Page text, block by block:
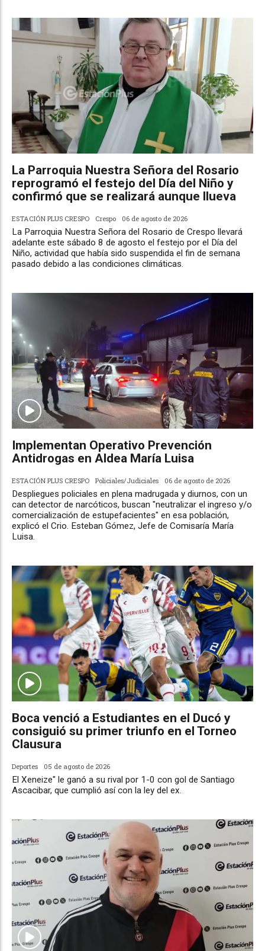
La Parroquia Nuestra Señora del Rosario
reprogramó el festejo del Día del Niño y
confirmó que se realizará aunque llueva
ESTACIÓN PLUS CRESPO Crespo 06 de agosto de 2026
La Parroquia Nuestra Señora del Rosario de Crespo llevará
adelante este sábado 8 de agosto el festejo por el Día del
Niño, actividad que había sido suspendida el fin de semana
pasado debido a las condiciones climáticas.
Implementan Operativo Prevención
Antidrogas en Aldea María Luisa
ESTACIÓN PLUS CRESPO Policiales/Judiciales 06 de agosto de 2026
Despliegues policiales en plena madrugada y diurnos, con un
can detector de narcóticos, buscan "neutralizar el ingreso y/o
comercialización de estupefacientes" en esa población,
explicó el Crio. Esteban Gómez, Jefe de Comisaría María
Luisa.
Boca venció a Estudiantes en el Ducó y
consiguió su primer triunfo en el Torneo
Clausura
Deportes 05 de agosto de 2026
El Xeneize" le ganó a su rival por 1-0 con gol de Santiago
Ascacibar, que cumplió así con la ley del ex.